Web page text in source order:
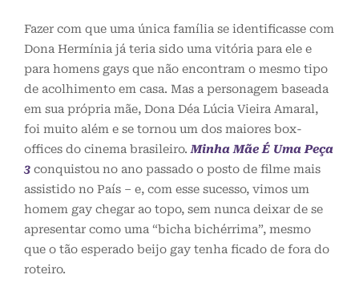
Fazer com que uma única família se identificasse com
Dona Hermínia já teria sido uma vitória para ele e
para homens gays que não encontram o mesmo tipo
de acolhimento em casa. Mas a personagem baseada
em sua própria mãe, Dona Déa Lúcia Vieira Amaral,
foi muito além e se tornou um dos maiores box-
offices do cinema brasileiro.Minha Mãe É Uma Peça
3 conquistou no ano passado o posto de filme mais
assistido no País – e, com esse sucesso, vimos um
homem gay chegar ao topo, sem nunca deixar de se
apresentar como uma “bicha bichérrima”, mesmo
que o tão esperado beijo gay tenha ficado de fora do
roteiro.